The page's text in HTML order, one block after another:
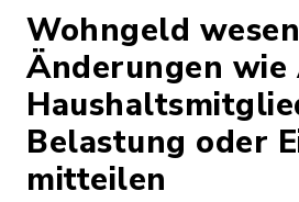
Wohngeld
Änderungen wie
Belastung oder
mitteilen